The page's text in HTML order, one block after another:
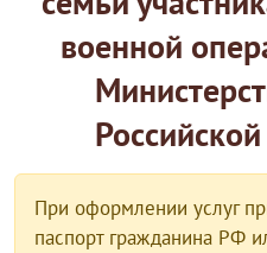
военной
При оформлении услуг
паспорт гражданина РФ